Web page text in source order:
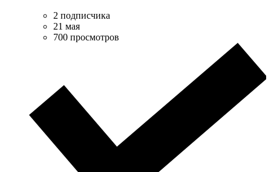
2 подписчика
21 мая
700 просмотров